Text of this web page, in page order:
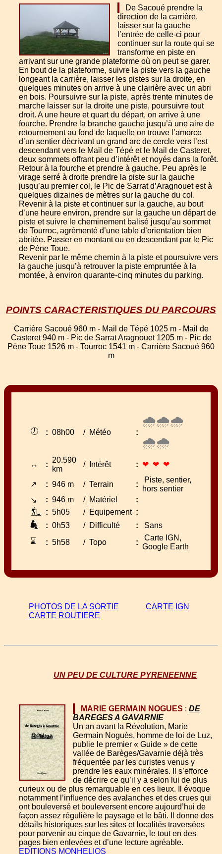
De Sacoué prendre la
direction de la carrière,
laisser sur la gauche
l’entrée de celle-ci pour
continuer sur la route qui se
transforme en piste en
arrivant sur une grande plateforme où on peut se garer.
En bout de la plateforme, suivre la piste vers la gauche
longeant la carrière, laisser les pistes sur la droite, en
quelques minutes on arrive à une clairière avec un abri
en bois. Poursuivre sur la piste, après trente minutes de
marche laisser sur la droite une piste, poursuivre tout
droit. A une heure et quart du départ, on arrive à une
fourche. Prendre la branche gauche jusqu’à une aire de
retournement au fond de laquelle on trouve l’amorce
d’un sentier décrivant un grand arc de cercle vers l’est
descendant vers le Mail de Tépé et le Mail de Casteret,
deux sommets offrant peu d’intérêt et noyés dans la forêt.
Retour à la fourche et prendre à gauche. Peu après le
virage serré à droite prendre la piste sur la gauche
jusqu’au premier col, le Pic de Sarrat d’Aragnouet est à
quelques dizaines de mètres sur la gauche du col.
Revenir à la piste et continuer sur la gauche, au bout
d’une heure environ, prendre sur la gauche un départ de
piste et suivre le cheminement balisé jusqu’au sommet
de Tourroc, agrémenté d’une table d’orientation bien
abritée. Passer en montant ou en descendant par le Pic
de Pène Toue.
Revenir par le même chemin à la piste et poursuivre vers
la gauche jusqu’à retrouver la piste empruntée à la
montée, à environ quarante-cinq minutes du parking.
POINTS CARACTERISTIQUES DU PARCOURS
Carrière Sacoué 960 m - Mail de Tépé 1025 m - Mail de
Casteret 940 m - Pic de Sarrat Aragnouet 1205 m - Pic de
Pène Toue 1526 m - Tourroc 1541 m - Carrière Sacoué 960
m
🕖 : 08h00 / Météo :
🌧🌧🌧
🌧🌧
↔ :
20.590
km
/ Intérêt : ❤ ❤ ❤
↗ : 946 m / Terrain :
Piste, sentier,
hors sentier
↘
: 946 m / Matériel
:
: 5h05 / Equipement :
: 0h53 / Difficulté :
Sans
⌛
: 5h58 / Topo :
Carte IGN,
Google Earth
PHOTOS DE LA SORTIE
CARTE IGN
CARTE ROUTIERE
UN PEU DE CULTURE PYRENEENNE
MARIE GERMAIN NOGUES : DE
BAREGES A GAVARNIE
Un an avant la Révolution, Marie
Germain Noguès, homme de loi de Luz,
publie le premier « Guide » de cette
vallée de Barèges/Gavarnie déjà très
fréquentée par les curistes venus y
prendre les eaux minérales. Il s’efforce
de décrire ce qu’il y a selon lui de plus
curieux ou de plus remarquable en ces lieux. Il évoque
notamment l’influence des avalanches et des crues qui
ont bouleversé et bouleversent encore aujourd’hui de
façon assez régulière le paysage et le bâti. Il donne des
détails historiques sur les sites et localités traversées
pour parvenir au cirque de Gavarnie, le tout en des
pages bien enlevées et d’une lecture agréable.
EDITIONS MONHELIOS